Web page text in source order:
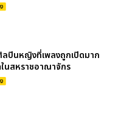
ลปินหญิงที่เพลงถูกเปิดมาก
นสหราชอาณาจักร